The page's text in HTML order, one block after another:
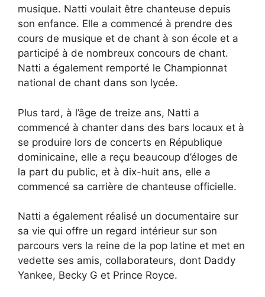
musique. Natti voulait être chanteuse depuis
son enfance. Elle a commencé à prendre des
cours de musique et de chant à son école et a
participé à de nombreux concours de chant.
Natti a également remporté le Championnat
national de chant dans son lycée.
Plus tard, à l’âge de treize ans, Natti a
commencé à chanter dans des bars locaux et à
se produire lors de concerts en République
dominicaine, elle a reçu beaucoup d’éloges de
la part du public, et à dix-huit ans, elle a
commencé sa carrière de chanteuse officielle.
Natti a également réalisé un documentaire sur
sa vie qui offre un regard intérieur sur son
parcours vers la reine de la pop latine et met en
vedette ses amis, collaborateurs, dont Daddy
Yankee, Becky G et Prince Royce.